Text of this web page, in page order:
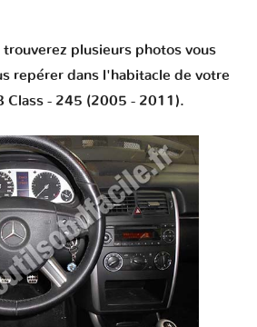
trouverez plusieurs photos vous
repérer dans l'habitacle de votre
Class - 245 (2005 - 2011).